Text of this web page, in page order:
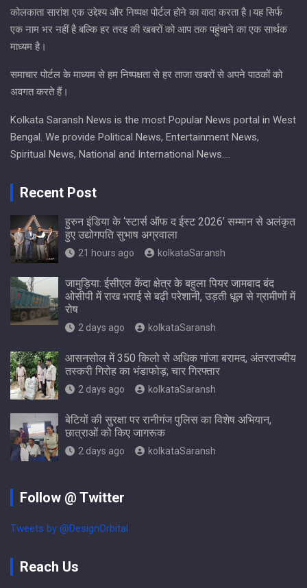
कोलकाता सारांश एक उद्देश्य और निष्पक्ष पोर्टल होने का वादा करता है।यह सिर्फ
एक नाम भर नहीं है बल्कि हर तरह की खबरों को आप तक पहुंचाने का एक सार्थक
माध्यम है।
समाचार पोर्टल के माध्यम से हम निष्पक्षता से हर ताजा खबरों से अपने पाठकों को
अवगत करते हैं।
Kolkata Saransh News is the most Popular News portal in West
Bengal. We provide Political News, Entertainment News,
Spiritual News, National and International News….
Recent Post
हुरुन इंडिया के ‘स्टार्स ऑफ द ईस्ट 2026’ सम्मान से अलंकृत
हुए उद्योगपति सुभाष अग्रवाला
21 hours ago kolkataSaransh
जामुड़िया: ईसीएल केंदा क्षेत्र के बहुला पियर जामबाद बंद
ओसीपी में राख भराई से बढ़ी परेशानी, उड़ती धूल से ग्रामीणों में
रोष
2 days ago kolkataSaransh
आसनसोल में 350 किलो से अधिक गांजा बरामद, अंतरराज्यीय
तस्करी गिरोह का भंडाफोड़; चार गिरफ्तार
2 days ago kolkataSaransh
बेटियों की सुरक्षा पर रानीगंज पुलिस का विशेष अभियान,
छात्राओं को किए जागरूक
2 days ago kolkataSaransh
Follow @ Twitter
Tweets by @DesignOrbital
Reach Us